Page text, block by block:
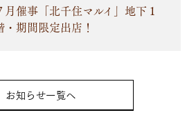
月催事「北千住マルイ」地下１
・期間限定出店！
お知らせ一覧へ